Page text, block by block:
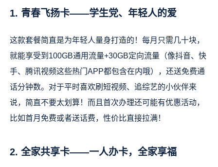
1. 青春飞扬卡——学生党、年轻人的爱
这款套餐简直是为年轻人量身打造的！每月只需几十块，
就能享受到100GB通用流量+30GB定向流量（像抖音、快
手、腾讯视频这些热门APP都包含在内哦），还送免费通
话分钟数。对于平时喜欢刷短视频、追综艺的小伙伴来
说，简直不要太划算！而且首次办理还可能有优惠活动，
比如首月免费或者送话费，性价比直接拉满！
2. 全家共享卡——一人办卡，全家享福